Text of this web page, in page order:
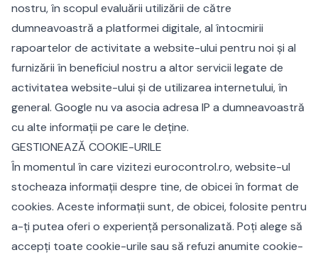
nostru, în scopul evaluării utilizării de către
dumneavoastră a platformei digitale, al întocmirii
rapoartelor de activitate a website-ului pentru noi și al
furnizării în beneficiul nostru a altor servicii legate de
activitatea website-ului și de utilizarea internetului, în
general. Google nu va asocia adresa IP a dumneavoastră
cu alte informații pe care le deține.
GESTIONEAZĂ COOKIE-URILE
În momentul în care vizitezi eurocontrol.ro, website-ul
stocheaza informații despre tine, de obicei în format de
cookies. Aceste informații sunt, de obicei, folosite pentru
a-ți putea oferi o experiență personalizată. Poți alege să
accepți toate cookie-urile sau să refuzi anumite cookie-